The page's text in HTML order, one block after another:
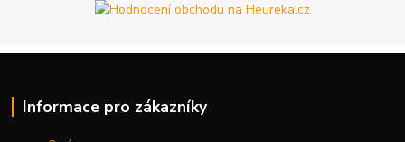
Informace pro zákazníky